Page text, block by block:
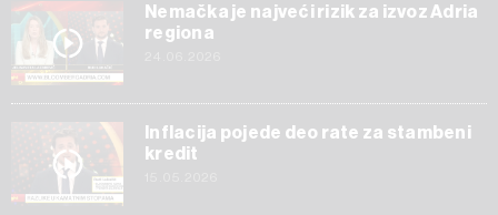
Nemačka je najveći rizik za izvoz Adria
regiona
Inflacija pojede deo rate za stambeni
kredit